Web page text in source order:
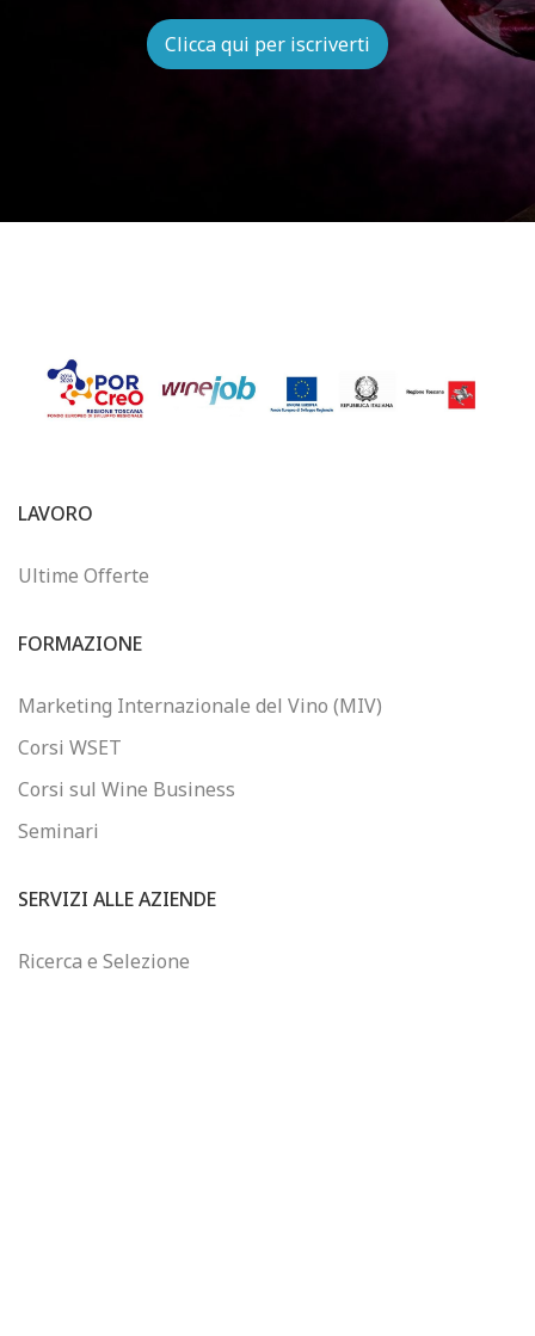
Clicca qui per iscriverti
LAVORO
Ultime Offerte
FORMAZIONE
Marketing Internazionale del Vino (MIV)
Corsi WSET
Corsi sul Wine Business
Seminari
SERVIZI ALLE AZIENDE
Ricerca e Selezione